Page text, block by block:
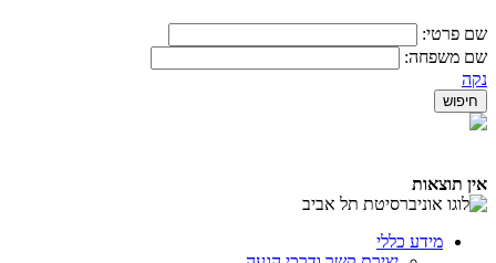
שם פרטי:
שם משפחה:
נקה
אין תוצאות
מידע כללי